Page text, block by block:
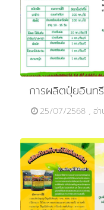
การผลิตปุ๋ยอินท
25/07/2568 , อ่า